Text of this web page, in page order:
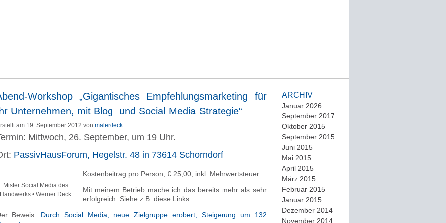
Workshop „Gigantisches Empfehlungsmarketing für
Unternehmen, mit Blog- und Social-Media-Strategie“
am 19. September 2012 von malerdeck
Mittwoch, 26. September, um 19 Uhr.
PassivHausForum, Hegelstr. 48 in 73614 Schorndorf
Mister Social Media des
Handwerks • Werner Deck
Kostenbeitrag pro Person, € 25,00, inkl. Mehrwertsteuer.
Mit meinem Betrieb mache ich das bereits mehr als sehr
erfolgreich. Siehe z.B. diese Links:
Beweis: Durch Social Media, neue Zielgruppe erobert, Steigerung um 132
ARCHIV
Januar 2026
September 2017
Oktober 2015
September 2015
Juni 2015
Mai 2015
April 2015
März 2015
Februar 2015
Januar 2015
Dezember 2014
November 2014